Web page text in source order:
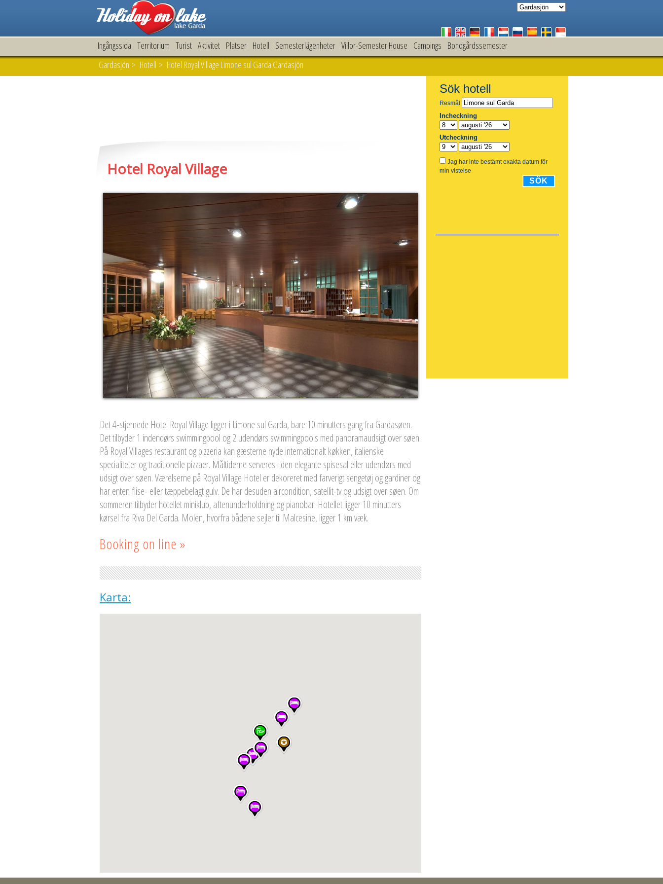
Ingångssida Territorium Turist Aktivitet Platser Hotell Semesterlägenheter Villor-Semester House Campings Bondgårdssemester
Gardasjön > Hotell > Hotel Royal Village Limone sul Garda Gardasjön
Hotel Royal Village
Det 4-stjernede Hotel Royal Village ligger i Limone sul Garda, bare 10 minutters gang fra Gardasøen.
Det tilbyder 1 indendørs swimmingpool og 2 udendørs swimmingpools med panoramaudsigt over søen.
På Royal Villages restaurant og pizzeria kan gæsterne nyde internationalt køkken, italienske
specialiteter og traditionelle pizzaer. Måltiderne serveres i den elegante spisesal eller udendørs med
udsigt over søen. Værelserne på Royal Village Hotel er dekoreret med farverigt sengetøj og gardiner og
har enten flise- eller tæppebelagt gulv. De har desuden aircondition, satellit-tv og udsigt over søen. Om
sommeren tilbyder hotellet miniklub, aftenunderholdning og pianobar. Hotellet ligger 10 minutters
kørsel fra Riva Del Garda. Molen, hvorfra bådene sejler til Malcesine, ligger 1 km væk.
Booking on line »
Karta: